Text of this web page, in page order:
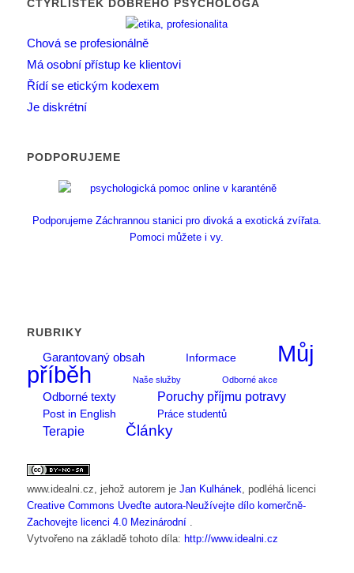
ČTYŘLÍSTEK DOBRÉHO PSYCHOLOGA
Chová se profesionálně
Má osobní přístup ke klientovi
Řídí se etickým kodexem
Je diskrétní
PODPORUJEME
Podporujeme Záchrannou stanici pro divoká a exotická zvířata.
Pomoci můžete i vy.
RUBRIKY
Garantovaný obsah
Informace
Můj
příběh
Naše služby Odborné akce
Odborné texty Poruchy příjmu potravy
Post in English Práce studentů
Terapie Články
www.idealni.cz , jehož autorem je Jan Kulhánek , podléhá licenci
Creative Commons Uveďte autora-Neužívejte dílo komerčně-
Zachovejte licenci 4.0 Mezinárodní
Vytvořeno na základě tohoto díla: http://www.idealni.cz